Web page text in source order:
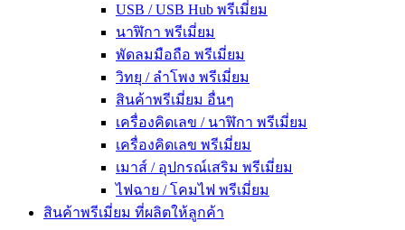
USB / USB Hub พรีเมี่ยม
นาฬิกา พรีเมี่ยม
พัดลมมือถือ พรีเมี่ยม
วิทยุ / ลำโพง พรีเมี่ยม
สินค้าพรีเมี่ยม อื่นๆ
เครื่องคิดเลข / นาฬิกา พรีเมี่ยม
เครื่องคิดเลข พรีเมี่ยม
เมาส์ / อุปกรณ์เสริม พรีเมี่ยม
ไฟฉาย / โคมไฟ พรีเมี่ยม
สินค้าพรีเมี่ยม ที่ผลิตให้ลูกค้า